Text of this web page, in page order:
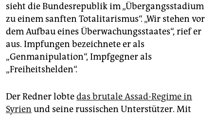
sieht die Bundesrepublik im „Übergangsstadium
zu einem sanften Totalitarismus“. „Wir stehen vor
dem Aufbau eines Überwachungsstaates“, rief er
aus. Impfungen bezeichnete er als
„Genmanipulation“, Impfgegner als
„Freiheitshelden“.
Der Redner lobtedas brutale Assad-Regime in
Syrien und seine russischen Unterstützer. Mit